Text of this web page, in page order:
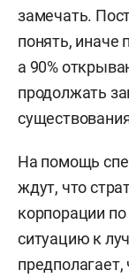
замечать.
понять, иначе
а 90%
продолжать
На помощь
ждут, что
корпорации
ситуацию к